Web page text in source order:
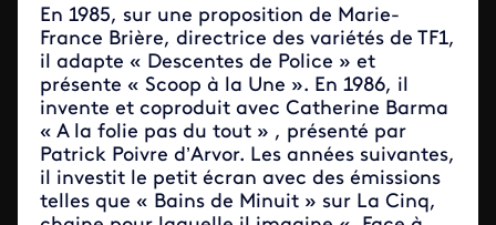
En 1985, sur une proposition de Marie-
France Brière, directrice des variétés de TF1,
il adapte « Descentes de Police » et
présente « Scoop à la Une ». En 1986, il
invente et coproduit avec Catherine Barma
« A la folie pas du tout » , présenté par
Patrick Poivre d’Arvor. Les années suivantes,
il investit le petit écran avec des émissions
telles que « Bains de Minuit » sur La Cinq,